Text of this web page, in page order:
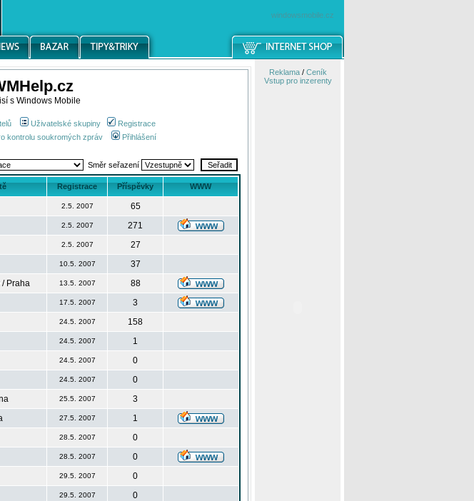
windowsmobile.cz
s Windows Mobile
Uživatelské skupiny
Registrace
kontrolu soukromých zpráv Přihlášení
Směr seřazení
Registrace Příspěvky WWW
2.5. 2007
65
2.5. 2007
271
2.5. 2007
27
10.5. 2007
37
/ Praha 13.5. 2007
88
17.5. 2007
3
24.5. 2007
158
24.5. 2007
1
24.5. 2007
0
24.5. 2007
0
25.5. 2007
3
27.5. 2007
1
28.5. 2007
0
28.5. 2007
0
29.5. 2007
0
29.5. 2007
0
Reklama/ Ceník
Vstup pro inzerenty